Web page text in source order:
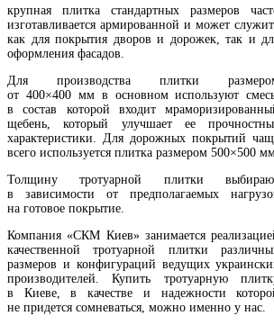
крупная плитка стандартных размеров
изготавливается армированной и может
как для покрытия дворов и дорожек, так и
оформления фасадов.
Для производства плитки
от 400×400 мм в основном используют
в состав которой входит
щебень, который улучшает ее
характеристики. Для дорожных покрытий
всего используется плитка размером 500×500
Толщину тротуарной плитки
в зависимости от предполагаемых
на готовое покрытие.
Компания «СКМ Киев» занимается
качественной тротуарной плитки
размеров и конфигураций ведущих
производителей. Купить тротуарную
в Киеве, в качестве и надежности
не придется сомневаться, можно именно у нас.